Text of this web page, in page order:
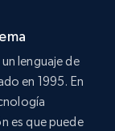
lenguaje de
en 1995. En
es que puede